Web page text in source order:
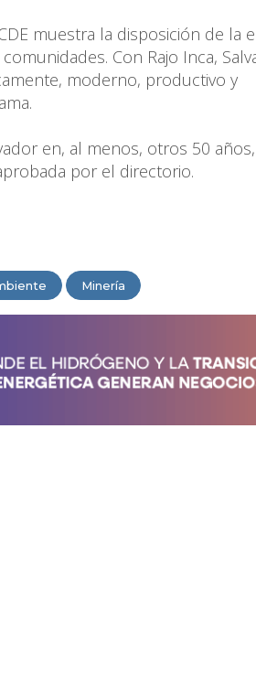
muestra la disposición de la
Con Rajo Inca,
moderno, productivo y
en, al menos, otros 50
por el directorio.
Minería